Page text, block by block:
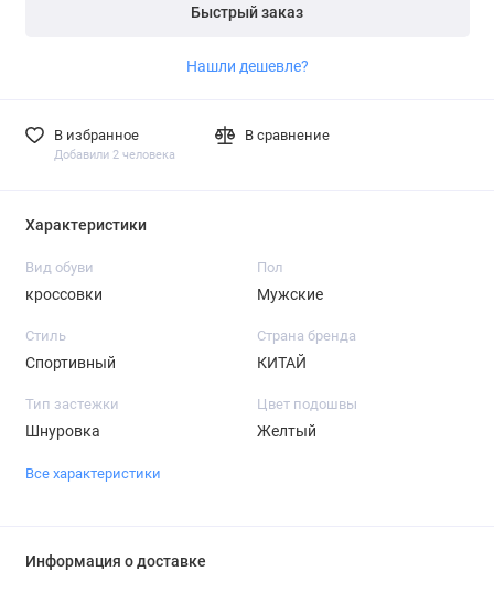
Быстрый заказ
Нашли дешевле?
В избранное
Добавили 2 человека
В сравнение
Характеристики
Вид обуви
кроссовки
Пол
Мужские
Стиль
Спортивный
Страна бренда
КИТАЙ
Тип застежки
Шнуровка
Цвет подошвы
Желтый
Все характеристики
Информация о доставке